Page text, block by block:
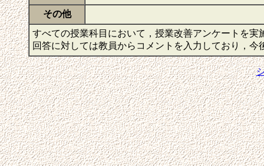
その他
すべての授業科目において，授業改善アンケートを
回答に対しては教員からコメントを入力しており，